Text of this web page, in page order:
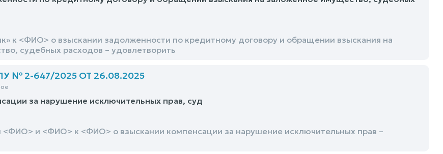
к <ФИО> о взыскании задолженности по кредитному договору и обращении взыскания на
судебных расходов – удовлетворить
№ 2-647/2025 ОТ 26.08.2025
за нарушение исключительных прав, суд
<ФИО> и <ФИО> к <ФИО> о взыскании компенсации за нарушение исключительных прав –